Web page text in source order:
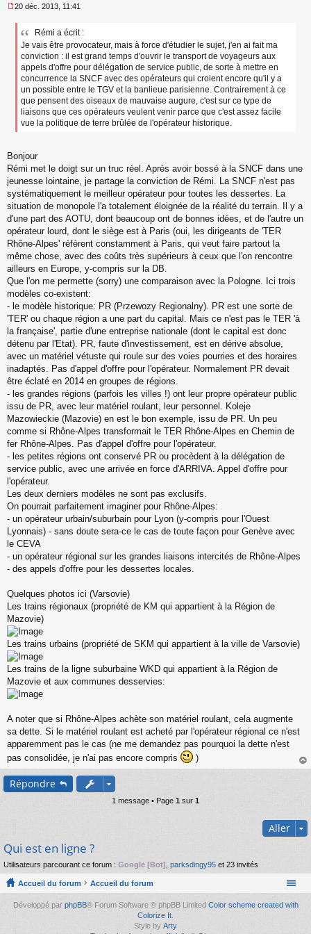
e
20 déc. 2013, 11:41
Rémi a écrit :
Je vais être provocateur, mais à force d'étudier le sujet, j'en ai fait ma
conviction : il est grand temps d'ouvrir le transport de voyageurs aux
appels d'offre pour délégation de service public, de sorte à mettre en
concurrence la SNCF avec des opérateurs qui croient encore qu'il y a
un possible entre le TGV et la banlieue parisienne. Contrairement à ce
que pensent des oiseaux de mauvaise augure, c'est sur ce type de
liaisons que ces opérateurs veulent venir parce que c'est assez facile
vue la politique de terre brûlée de l'opérateur historique.
Bonjour
Rémi met le doigt sur un truc réel. Après avoir bossé à la SNCF dans une
jeunesse lointaine, je partage la conviction de Rémi. La SNCF n'est pas
systématiquement le meilleur opérateur pour toutes les dessertes. La
situation de monopole l'a totalement éloignée de la réalité du terrain. Il y a
d'une part des AOTU, dont beaucoup ont de bonnes idées, et de l'autre un
opérateur lourd, dont le siège est à Paris (oui, les dirigeants de 'TER
Rhône-Alpes' réfèrent constamment à Paris, qui veut faire partout la
même chose, avec des coûts très supérieurs à ceux que l'on rencontre
ailleurs en Europe, y-compris sur la DB.
Que l'on me permette (sorry) une comparaison avec la Pologne. Ici trois
modèles co-existent:
- le modèle historique: PR (Przewozy Regionalny). PR est une sorte de
'TER' ou chaque région a une part du capital. Mais ce n'est pas le TER 'à
la française', partie d'une entreprise nationale (dont le capital est donc
détenu par l'Etat). PR, faute d'investissement, est en dérive absolue,
avec un matériel vétuste qui roule sur des voies pourries et des horaires
inadaptés. Pas d'appel d'offre pour l'opérateur. Normalement PR devait
être éclaté en 2014 en groupes de régions.
- les grandes régions (parfois les villes !) ont leur propre opérateur public
issu de PR, avec leur matériel roulant, leur personnel. Koleje
Mazowieckie (Mazovie) en est le bon exemple, issu de PR. Un peu
comme si Rhône-Alpes transformait le TER Rhône-Alpes en Chemin de
fer Rhône-Alpes. Pas d'appel d'offre pour l'opérateur.
- les petites régions ont conservé PR ou procèdent à la délégation de
service public, avec une arrivée en force d'ARRIVA. Appel d'offre pour
l'opérateur.
Les deux derniers modèles ne sont pas exclusifs.
On pourrait parfaitement imaginer pour Rhône-Alpes:
- un opérateur urbain/suburbain pour Lyon (y-compris pour l'Ouest
Lyonnais) - sans doute sera-ce le cas de toute façon pour Genève avec
le CEVA
- un opérateur régional sur les grandes liaisons intercités de Rhône-Alpes
- des appels d'offre pour les dessertes locales.
Quelques photos ici (Varsovie)
Les trains régionaux (propriété de KM qui appartient à la Région de
Mazovie)
Les trains urbains (propriété de SKM qui appartient à la ville de Varsovie)
Les trains de la ligne suburbaine WKD qui appartient à la Région de
Mazovie et aux communes desservies:
A noter que si Rhône-Alpes achète son matériel roulant, cela augmente
sa dette. Si le matériel roulant est acheté par l'opérateur régional ce n'est
apparemment pas le cas (ne me demandez pas pourquoi la dette n'est
pas consolidée, je n'ai pas encore compris
)
au
Répondre
1 message • Page 1 sur 1
Aller
Qui est en ligne ?
Utilisateurs parcourant ce forum : Google [Bot] parksdingy95 et 23 invités
Accueil du forum Accueil du forum
Développé par phpBB® Forum Software © phpBB Limited Color scheme created with
Colorize It
Style by Arty